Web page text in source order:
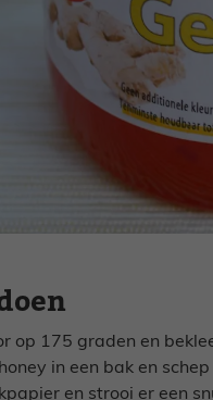
op 175 graden en
in een bak en
en strooi er een